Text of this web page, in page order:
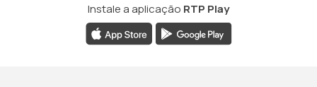
Instale a aplicação RTP Play